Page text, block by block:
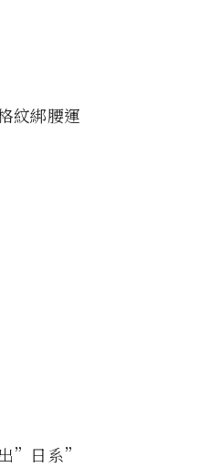
紋綁腰運
”日系”